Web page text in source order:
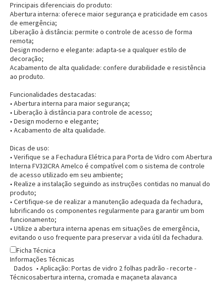
Principais diferenciais do produto:
Abertura interna: oferece maior segurança e praticidade em casos
de emergência;
Liberação à distância: permite o controle de acesso de forma
remota;
Design moderno e elegante: adapta-se a qualquer estilo de
decoração;
Acabamento de alta qualidade: confere durabilidade e resistência
ao produto.
Funcionalidades destacadas:
• Abertura interna para maior segurança;
• Liberação à distância para controle de acesso;
• Design moderno e elegante;
• Acabamento de alta qualidade.
Dicas de uso:
• Verifique se a Fechadura Elétrica para Porta de Vidro com Abertura
Interna FV32ICRA Amelco é compatível com o sistema de controle
de acesso utilizado em seu ambiente;
• Realize a instalação seguindo as instruções contidas no manual do
produto;
• Certifique-se de realizar a manutenção adequada da fechadura,
lubrificando os componentes regularmente para garantir um bom
funcionamento;
• Utilize a abertura interna apenas em situações de emergência,
evitando o uso frequente para preservar a vida útil da fechadura.
Ficha Técnica
Informações Técnicas
Dados
Técnicos
• Aplicação: Portas de vidro 2 folhas padrão - recorte -
abertura interna, cromada e maçaneta alavanca